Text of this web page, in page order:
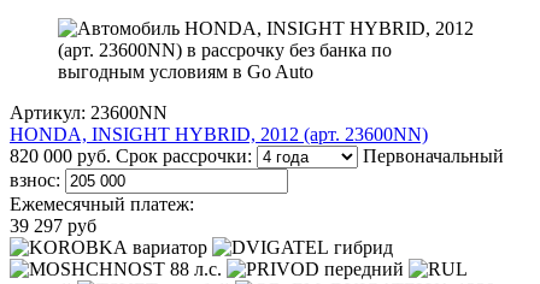
Артикул: 23600NN
HONDA, INSIGHT HYBRID, 2012 (арт. 23600NN)
820 000 руб. Срок рассрочки:
Первоначальный
взнос:
Ежемесячный платеж:
39 297 руб
вариатор
гибрид
88 л.с.
передний